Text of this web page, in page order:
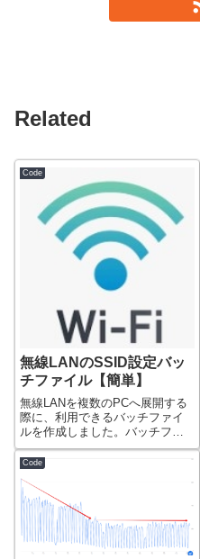
Related
Code
無線LANのSSID設定バッ
チファイル【簡単】
無線LANを複数のPCへ展開する
際に、利用できるバッチファイ
ルを作成しました。バッチファ
イルをクリッ...
Code